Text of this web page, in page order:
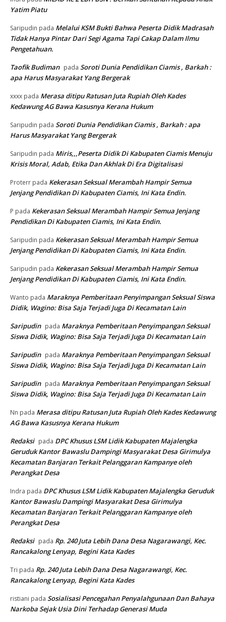
Yatim Piatu
Saripudin pada Melalui KSM Bukti Bahwa Peserta Didik Madrasah
Tidak Hanya Pintar Dari Segi Agama Tapi Cakap Dalam Ilmu
Pengetahuan.
Taofik Budiman pada Soroti Dunia Pendidikan Ciamis , Barkah :
apa Harus Masyarakat Yang Bergerak
xxxx pada Merasa ditipu Ratusan Juta Rupiah Oleh Kades
Kedawung AG Bawa Kasusnya Kerana Hukum
Saripudin pada Soroti Dunia Pendidikan Ciamis , Barkah : apa
Harus Masyarakat Yang Bergerak
Saripudin pada Miris,,,Peserta Didik Di Kabupaten Ciamis Menuju
Krisis Moral, Adab, Etika Dan Akhlak Di Era Digitalisasi
Proterr pada Kekerasan Seksual Merambah Hampir Semua
Jenjang Pendidikan Di Kabupaten Ciamis, Ini Kata Endin.
P pada Kekerasan Seksual Merambah Hampir Semua Jenjang
Pendidikan Di Kabupaten Ciamis, Ini Kata Endin.
Saripudin pada Kekerasan Seksual Merambah Hampir Semua
Jenjang Pendidikan Di Kabupaten Ciamis, Ini Kata Endin.
Saripudin pada Kekerasan Seksual Merambah Hampir Semua
Jenjang Pendidikan Di Kabupaten Ciamis, Ini Kata Endin.
Wanto pada Maraknya Pemberitaan Penyimpangan Seksual Siswa
Didik, Wagino: Bisa Saja Terjadi Juga Di Kecamatan Lain
Saripudin pada Maraknya Pemberitaan Penyimpangan Seksual
Siswa Didik, Wagino: Bisa Saja Terjadi Juga Di Kecamatan Lain
Saripudin pada Maraknya Pemberitaan Penyimpangan Seksual
Siswa Didik, Wagino: Bisa Saja Terjadi Juga Di Kecamatan Lain
Saripudin pada Maraknya Pemberitaan Penyimpangan Seksual
Siswa Didik, Wagino: Bisa Saja Terjadi Juga Di Kecamatan Lain
Nn pada Merasa ditipu Ratusan Juta Rupiah Oleh Kades Kedawung
AG Bawa Kasusnya Kerana Hukum
Redaksi pada DPC Khusus LSM Lidik Kabupaten Majalengka
Geruduk Kantor Bawaslu Dampingi Masyarakat Desa Girimulya
Kecamatan Banjaran Terkait Pelanggaran Kampanye oleh
Perangkat Desa
Indra pada DPC Khusus LSM Lidik Kabupaten Majalengka Geruduk
Kantor Bawaslu Dampingi Masyarakat Desa Girimulya
Kecamatan Banjaran Terkait Pelanggaran Kampanye oleh
Perangkat Desa
Redaksi pada Rp. 240 Juta Lebih Dana Desa Nagarawangi, Kec.
Rancakalong Lenyap, Begini Kata Kades
Tri pada Rp. 240 Juta Lebih Dana Desa Nagarawangi, Kec.
Rancakalong Lenyap, Begini Kata Kades
ristiani pada Sosialisasi Pencegahan Penyalahgunaan Dan Bahaya
Narkoba Sejak Usia Dini Terhadap Generasi Muda